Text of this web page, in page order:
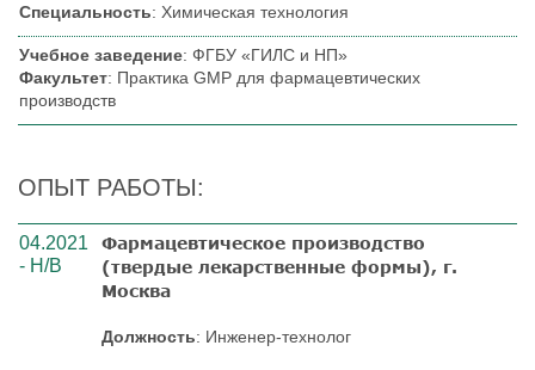
Специальность: Химическая технология
Учебное заведение: ФГБУ «ГИЛС и НП»
Факультет: Практика GMP для фармацевтических
производств
ОПЫТ РАБОТЫ:
04.2021
- Н/В
Фармацевтическое производство
(твердые лекарственные формы), г.
Москва
Должность: Инженер-технолог